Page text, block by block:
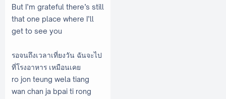
But I’m grateful there’s still
that one place where I’ll
get to see you
รอจนถึงเวลาเที่ยงวัน ฉันจะไป
ที่โรงอาหาร เหมือนเคย
ro jon teung wela tiang
wan chan ja bpai ti rong